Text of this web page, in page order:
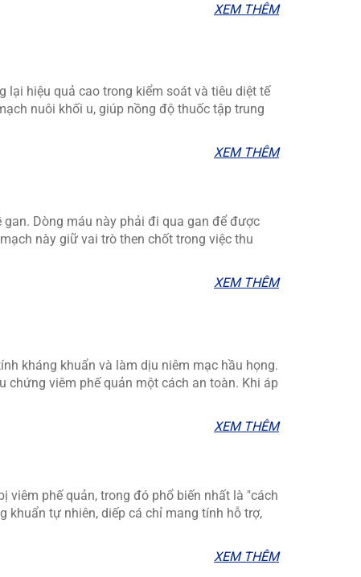
XEM THÊM
hiệu quả cao trong kiểm soát và tiêu diệt tế
nuôi khối u, giúp nồng độ thuốc tập trung
XEM THÊM
Dòng máu này phải đi qua gan để được
này giữ vai trò then chốt trong việc thu
XEM THÊM
kháng khuẩn và làm dịu niêm mạc hầu họng.
chứng viêm phế quản một cách an toàn. Khi áp
XEM THÊM
phế quản, trong đó phổ biến nhất là "cách
khuẩn tự nhiên, diếp cá chỉ mang tính hỗ trợ,
XEM THÊM